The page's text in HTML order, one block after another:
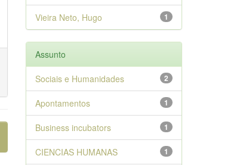
1
Vieira Neto, Hugo
Assunto
2
Sociais e Humanidades
1
Apontamentos
1
Business incubators
1
CIENCIAS HUMANAS